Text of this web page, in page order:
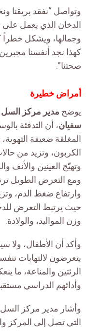
وتواصل “نفقد بريقنا
الدخان الذي يعمل على
وجمالها، ويشكل خطراً
كهذا نجد أنفسنا
صحتنا”.
أمراض خطيرة
يوضح مدير مركز السل
سفيان، أن التدفئة
المغلقة ضعيفة
الكربون، وتزيد من
وتهيّج العينين والأنف
ومع التعرض الطويل
وارتفاع ضغط الدم،
حيث يرتبط التعرض
وزن المواليد، والولادة.
وأكد أن الأطفال،
يتعرضون لالتهابات
الرئتين والمناعة،
وأدائهم الدراسي
وأشار مدير مركز السل
التي تصل إلى المركز